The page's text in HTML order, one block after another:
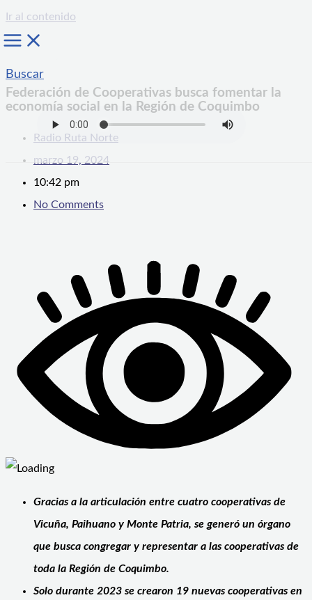
Ir al contenido
Buscar
Federación de Cooperativas busca fomentar la
economía social en la Región de Coquimbo
Radio Ruta Norte
marzo 19, 2024
10:42 pm
No Comments
Gracias a la articulación entre cuatro cooperativas de
Vicuña, Paihuano y Monte Patria, se generó un órgano
que busca congregar y representar a las cooperativas de
toda la Región de Coquimbo.
Solo durante 2023 se crearon 19 nuevas cooperativas en